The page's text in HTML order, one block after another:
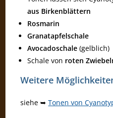
aus Birkenblättern
Rosmarin
Granatapfelschale
Avocadoschale (gelblich)
Schale von roten
Weitere
siehe ➥Tonen von